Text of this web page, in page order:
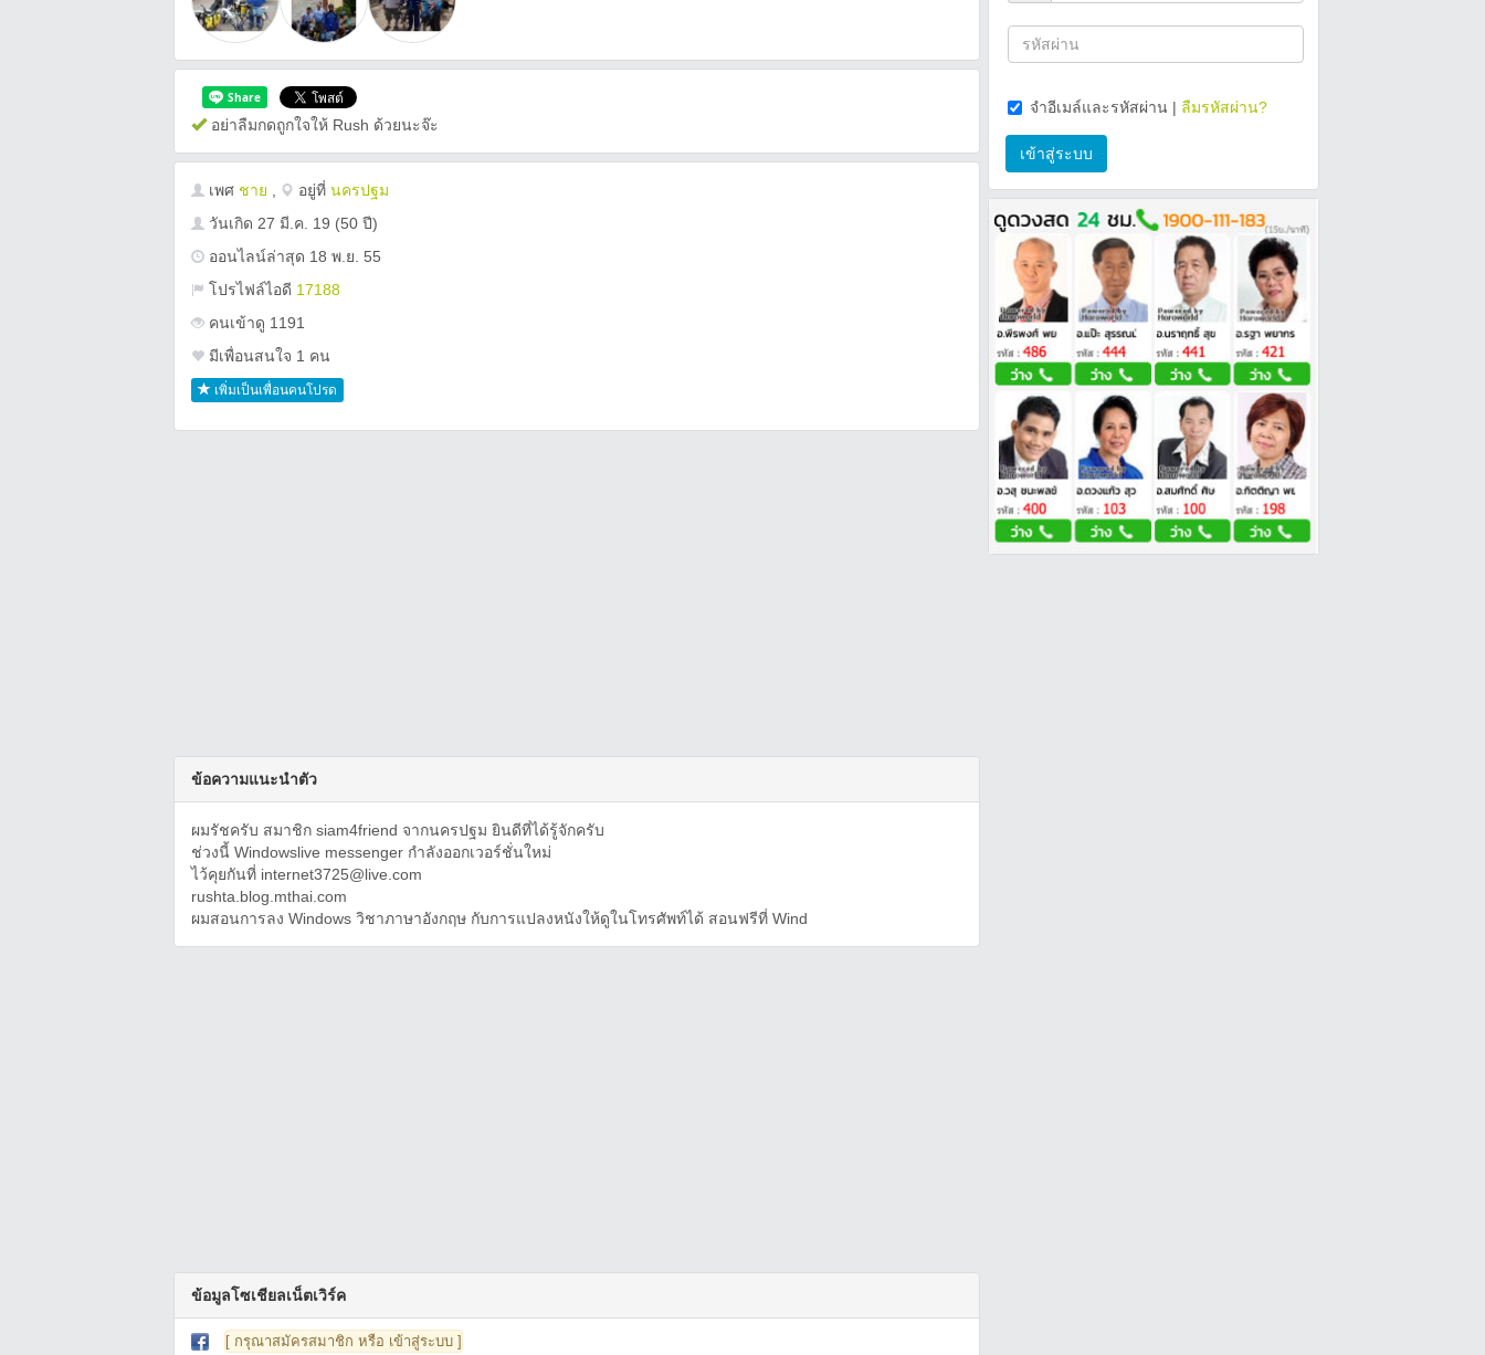
อย่าลืมกดถูกใจให้ Rush ด้วยนะจ๊ะ
เพศ ชาย อยู่ที่ นครปฐม
วันเกิด 27 มี.ค. 19 (50 ปี)
ออนไลน์ล่าสุด 18 พ.ย. 55
โปรไฟล์ไอดี 17188
คนเข้าดู 1191
มีเพื่อนสนใจ 1 คน
เพิ่มเป็นเพื่อนคนโปรด
ข้อความแนะนำตัว
ผมรัชครับ สมาชิก siam4friend จากนครปฐม ยินดีที่ได้รู้จักครับ
ช่วงนี้ Windowslive messenger กำลังออกเวอร์ชั่นใหม่
ไว้คุยกันที่ internet3725@live.com
rushta.blog.mthai.com
ผมสอนการลง Windows วิชาภาษาอังกฤษ กับการแปลงหนังให้ดูในโทรศัพท์ได้ สอนฟรีที่ Wind
ข้อมูลโซเชียลเน็ตเวิร์ค
[ กรุณาสมัครสมาชิก หรือ เข้าสู่ระบบ ]
จำอีเมล์และรหัสผ่าน | ลืมรหัสผ่าน?
เข้าสู่ระบบ